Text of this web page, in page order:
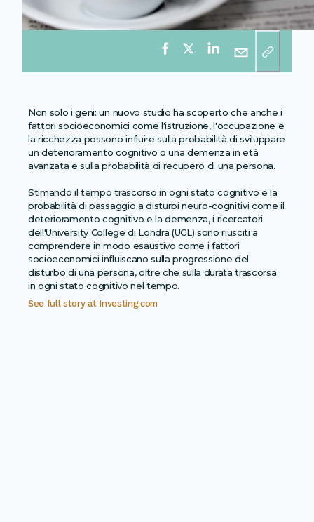
Non solo i geni: un nuovo studio ha scoperto che anche i
fattori socioeconomici come l'istruzione, l'occupazione e
la ricchezza possono influire sulla probabilità di sviluppare
un deterioramento cognitivo o una demenza in età
avanzata e sulla probabilità di recupero di una persona.
Stimando il tempo trascorso in ogni stato cognitivo e la
probabilità di passaggio a disturbi neuro-cognitivi come il
deterioramento cognitivo e la demenza, i ricercatori
dell'University College di Londra (UCL) sono riusciti a
comprendere in modo esaustivo come i fattori
socioeconomici influiscano sulla progressione del
disturbo di una persona, oltre che sulla durata trascorsa
in ogni stato cognitivo nel tempo.
See full story atInvesting.com